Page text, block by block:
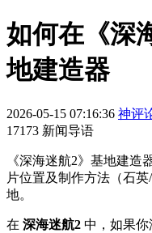
如何在《深
地建造器
2026-05-15 07:16:36 神评
17173 新闻导语
《深海迷航2》基地建
片位置及制作方法（石
地。
在 深海迷航2 中，如果